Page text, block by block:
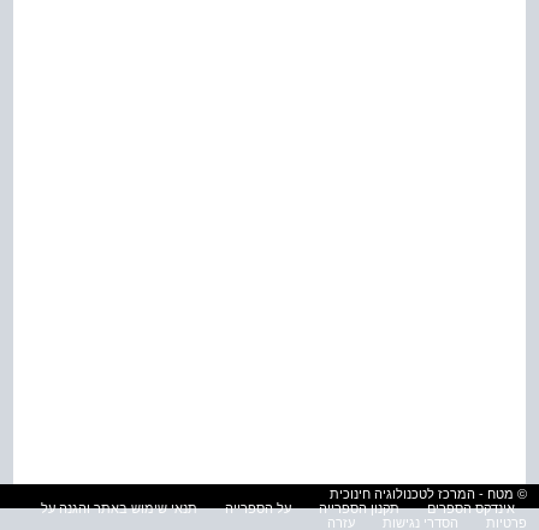
© מטח - המרכז לטכנולוגיה חינוכית
אינדקס הספרים
תקנון הספרייה על הספרייה
תנאי שימוש באתר והגנה על
פרטיות
הסדרי נגישות עזרה